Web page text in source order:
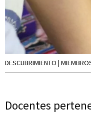
DESCUBRIMIENTO |
Docentes